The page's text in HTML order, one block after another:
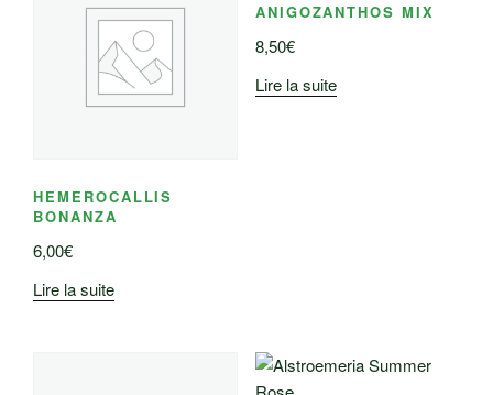
HEMEROCALLIS
BONANZA
6,00€
Lire la suite
ANIGOZANTHOS MIX
8,50€
Lire la suite